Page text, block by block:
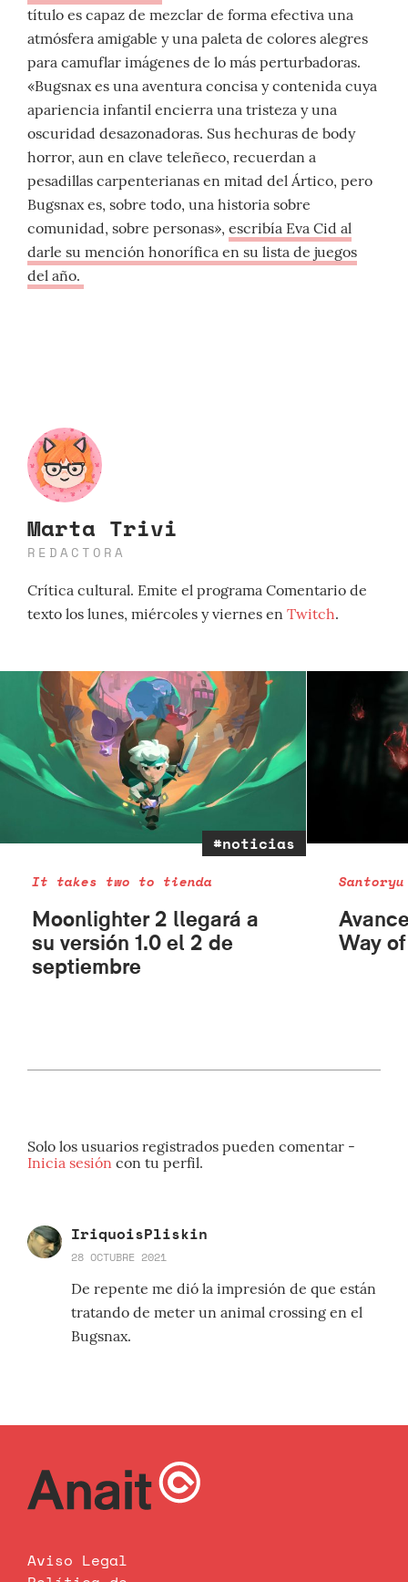
título es capaz de mezclar de forma efectiva una
atmósfera amigable y una paleta de colores alegres
para camuflar imágenes de lo más perturbadoras.
«Bugsnax es una aventura concisa y contenida cuya
apariencia infantil encierra una tristeza y una
oscuridad desazonadoras. Sus hechuras de body
horror, aun en clave teleñeco, recuerdan a
pesadillas carpenterianas en mitad del Ártico, pero
Bugsnax es, sobre todo, una historia sobre
comunidad, sobre personas», escribía Eva Cid al
darle su mención honorífica en su lista de juegos
del año.
Marta Trivi
REDACTORA
Crítica cultural. Emite el programa Comentario de
texto los lunes, miércoles y viernes en Twitch.
#noticias
It takes two to tienda
Moonlighter 2 llegará a
su versión 1.0 el 2 de
septiembre
Way
Solo los usuarios registrados pueden comentar -
Inicia sesión con tu perfil.
IriquoisPliskin
28 OCTUBRE 2021
De repente me dió la impresión de que están
tratando de meter un animal crossing en el
Bugsnax.
Aviso Legal